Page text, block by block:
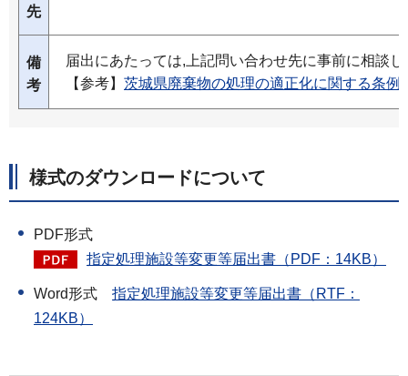
先
備
考
届出にあたっては,上記問い合わせ先に事前に相談
【参考】 茨城県廃棄物の処理の適正化に関する条例
様式のダウンロードについて
PDF形式
指定処理施設等変更等届出書（PDF：14KB）
Word形式 指定処理施設等変更等届出書（RTF：
124KB）